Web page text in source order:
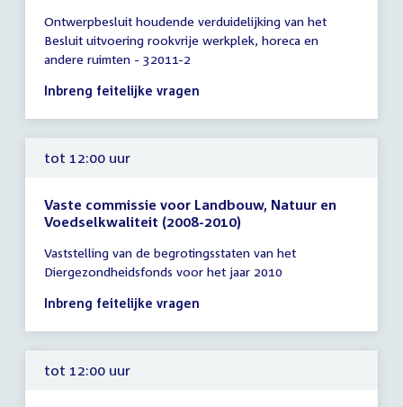
vergadering
tot
12:00
uur
Ontwerpbesluit houdende verduidelijking van het
Besluit uitvoering rookvrije werkplek, horeca en
andere ruimten - 32011-2
Inbreng feitelijke vragen
tot 12:00 uur
Vaste commissie voor Landbouw, Natuur en
Voedselkwaliteit (2008-2010)
vergadering
tot
12:00
Vaststelling van de begrotingsstaten van het
Diergezondheidsfonds voor het jaar 2010
Inbreng feitelijke vragen
tot 12:00 uur